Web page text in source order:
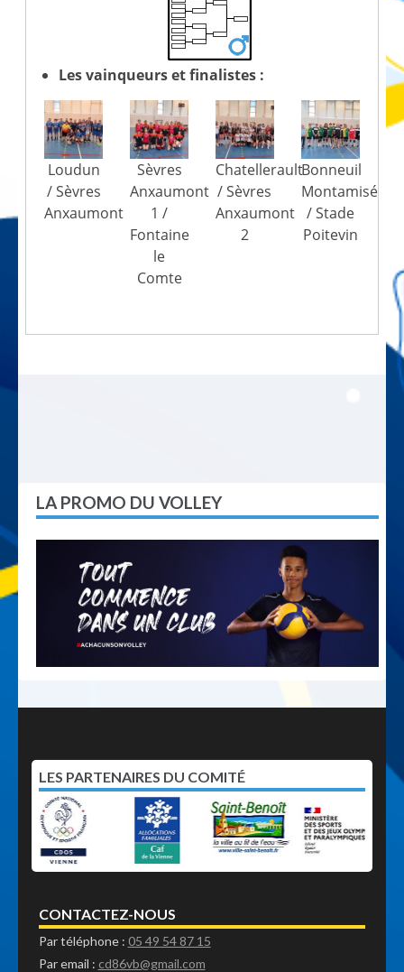
Les vainqueurs et finalistes :
Loudun
/ Sèvres
Anxaumont
Sèvres
Anxaumont
1 /
Fontaine
le
Comte
Chatellerault
/ Sèvres
Anxaumont
2
Bonneuil
Montamisé
/ Stade
Poitevin
LA PROMO DU VOLLEY
LES PARTENAIRES DU COMITÉ
CONTACTEZ-NOUS
Par téléphone : 05 49 54 87 15
Par email : cd86vb@gmail.com